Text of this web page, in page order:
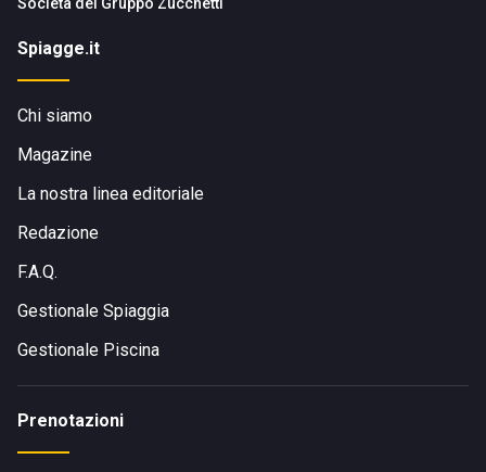
Spiagge.it
Chi siamo
Magazine
La nostra linea editoriale
Redazione
F.A.Q.
Gestionale Spiaggia
Gestionale Piscina
Prenotazioni